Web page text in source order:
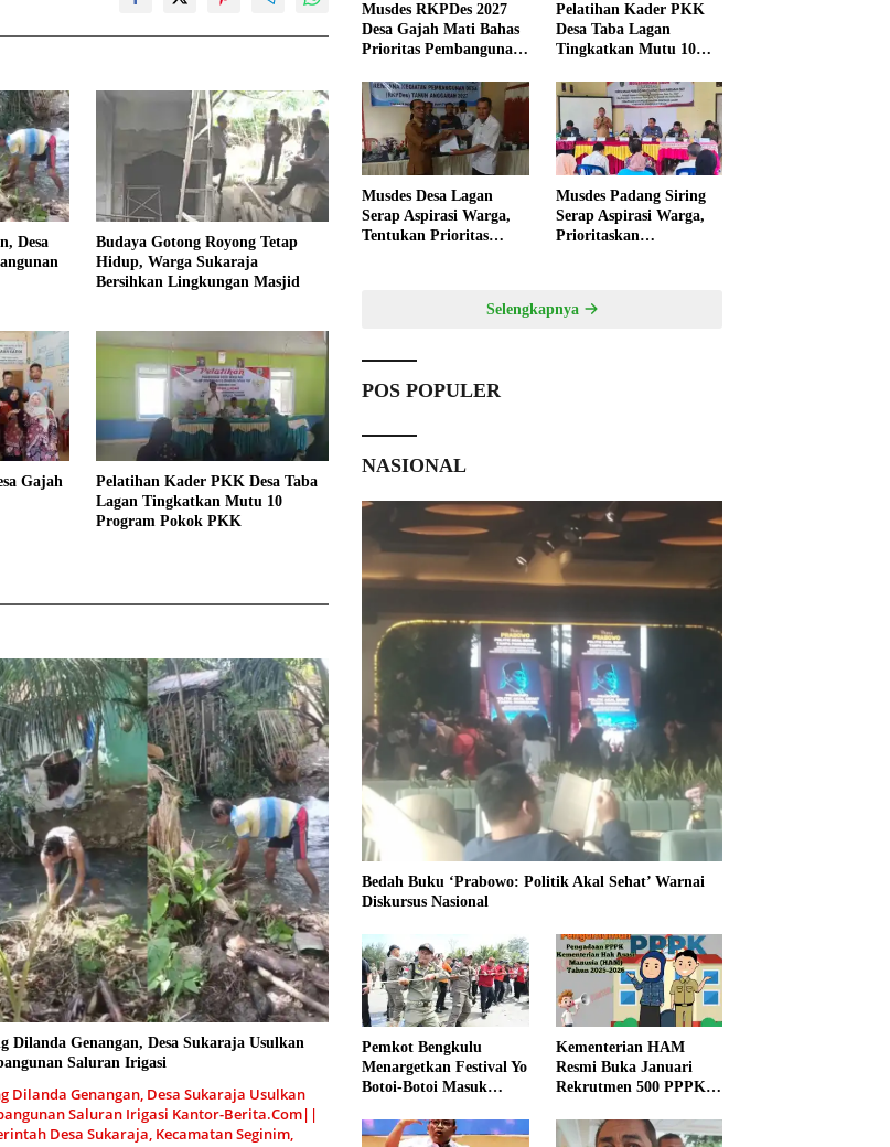
Desa
Budaya Gotong Royong Tetap
Hidup, Warga Sukaraja
Bersihkan Lingkungan Masjid
Gajah
Pelatihan Kader PKK Desa Taba
Lagan Tingkatkan Mutu 10
Program Pokok PKK
Dilanda Genangan, Desa Sukaraja Usulkan
Saluran Irigasi
Dilanda Genangan, Desa Sukaraja Usulkan
Saluran Irigasi Kantor-Berita.Com||
Desa Sukaraja, Kecamatan Seginim,
Musdes RKPDes 2027
Desa Gajah Mati Bahas
Prioritas Pembangunan
Pelatihan Kader PKK
Desa Taba Lagan
Tingkatkan Mutu 10
Musdes Desa Lagan
Serap Aspirasi Warga,
Tentukan Prioritas
Musdes Padang Siring
Serap Aspirasi Warga,
Prioritaskan
Selengkapnya
POS POPULER
NASIONAL
Bedah Buku ‘Prabowo: Politik Akal Sehat’ Warnai
Diskursus Nasional
Pemkot Bengkulu
Menargetkan Festival Yo
Botoi-Botoi Masuk
Nasional
Kementerian HAM
Resmi Buka Januari
Rekrutmen 500 PPPK,